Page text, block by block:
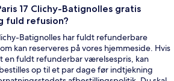
17 Clichy-Batignolles gratis
fuld refusion?
Batignolles har fuldt refunderbare
kan reserveres på vores hjemmeside. Hvis
en fuldt refunderbar værelsespris, kan
op til et par dage før indtjekning